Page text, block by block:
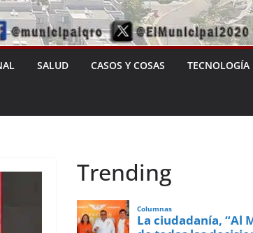
SALUD CASOS Y COSAS TECNOLOGÍA
Trending